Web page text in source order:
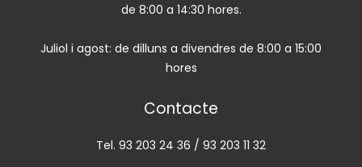
de 8:00 a 14:30 hores.
Juliol i agost: de dilluns a divendres de 8:00 a 15:00
hores
Contacte
Tel. 93 203 24 36 / 93 203 11 32